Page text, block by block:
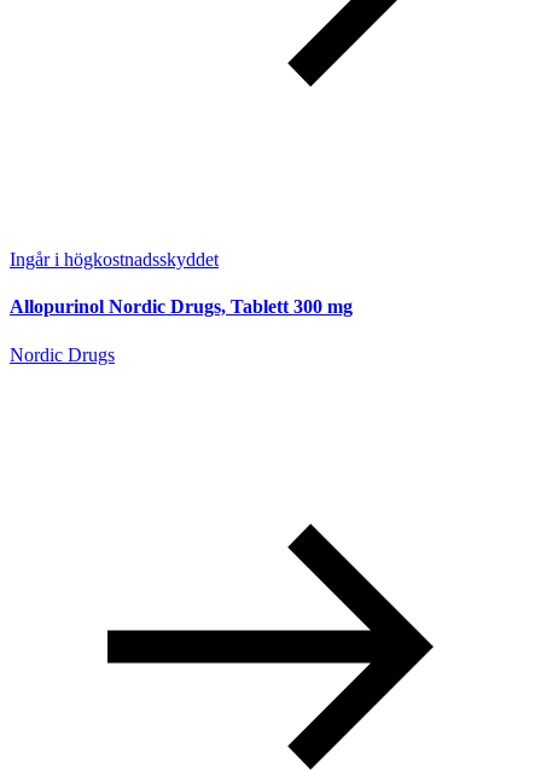
Ingår i högkostnadsskyddet
Allopurinol Nordic Drugs, Tablett 300 mg
Nordic Drugs